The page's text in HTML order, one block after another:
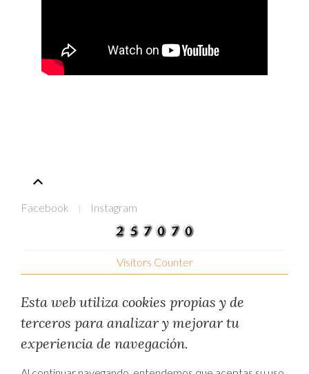
Facebook Instagram
Visitors Counter
Esta web utiliza cookies propias y de
terceros para analizar y mejorar tu
experiencia de navegación.